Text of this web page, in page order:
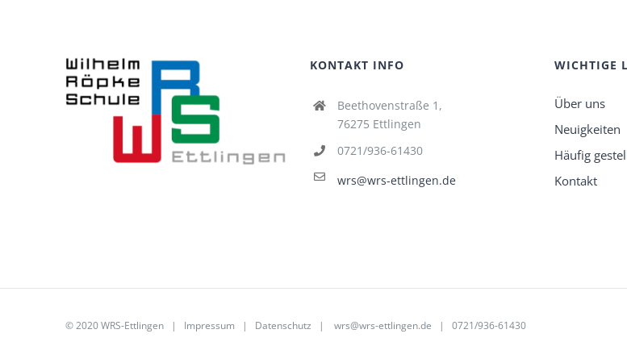
KONTAKT INFO
Beethovenstraße 1,
76275 Ettlingen
0721/936-61430
wrs@wrs-ettlingen.de
WICHTIGE
Über uns
Neuigkeiten
Häufig
Kontakt
© 2020 WRS-Ettlingen | Impressum | Datenschutz |wrs@wrs-ettlingen.de | 0721/936-61430